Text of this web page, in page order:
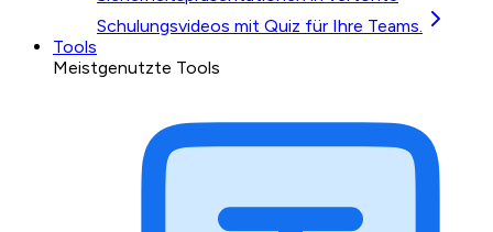
Schulungsvideos mit Quiz für Ihre Teams.
Tools
Meistgenutzte Tools